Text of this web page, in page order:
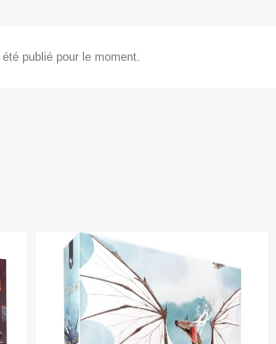
publié pour le moment.